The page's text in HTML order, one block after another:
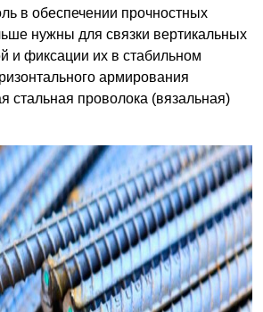
в обеспечении прочностных
нужны для связки вертикальных
и фиксации их в стабильном
армирования
стальная проволока (вязальная)